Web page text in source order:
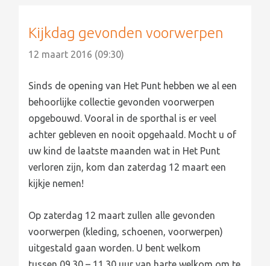
Kijkdag gevonden voorwerpen
12 maart 2016 (09:30)
Sinds de opening van Het Punt hebben we al een
behoorlijke collectie gevonden voorwerpen
opgebouwd. Vooral in de sporthal is er veel
achter gebleven en nooit opgehaald. Mocht u of
uw kind de laatste maanden wat in Het Punt
verloren zijn, kom dan zaterdag 12 maart een
kijkje nemen!
Op zaterdag 12 maart zullen alle gevonden
voorwerpen (kleding, schoenen, voorwerpen)
uitgestald gaan worden. U bent welkom